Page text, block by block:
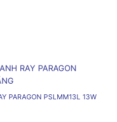
PARAGON PSLMM13L 13W